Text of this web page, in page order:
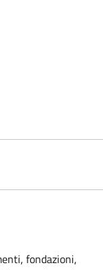
fondazioni,